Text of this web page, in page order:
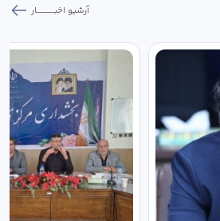
آرشیو اخبـــــــــــار